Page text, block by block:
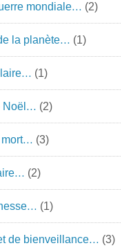
mondiale… (2)
la planète… (1)
(1)
Noël… (2)
mort… (3)
(2)
(1)
de bienveillance… (3)